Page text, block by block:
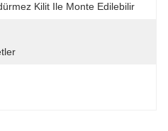
Kilit Ile Monte Edilebilir